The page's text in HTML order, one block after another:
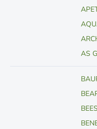
AS